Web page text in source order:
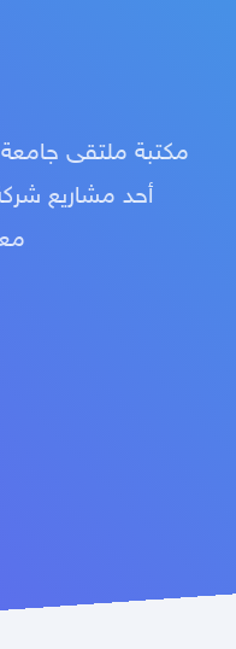
مكتبة ملتقى جامعة
أحد مشاريع